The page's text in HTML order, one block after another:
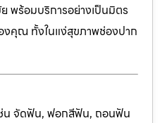
ย พร้อมบริการอย่างเป็นมิตร
องคุณ ทั้งในแง่สุขภาพช่องปาก
ช่น จัดฟัน, ฟอกสีฟัน, ถอนฟัน